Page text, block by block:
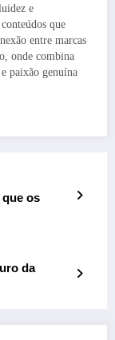
e
que
entre marcas
onde combina
paixão genuína
os
da